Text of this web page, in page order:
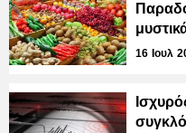
16 Ιουλ